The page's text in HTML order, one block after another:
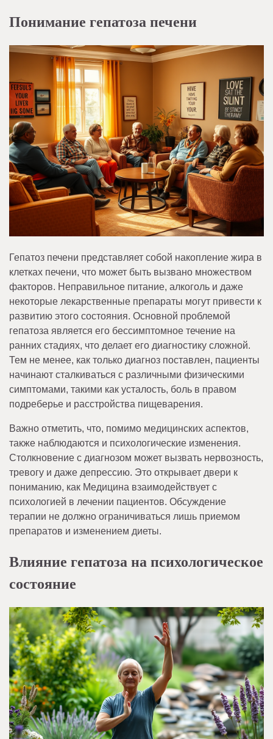
Понимание гепатоза печени
Гепатоз печени представляет собой накопление жира в
клетках печени, что может быть вызвано множеством
факторов. Неправильное питание, алкоголь и даже
некоторые лекарственные препараты могут привести к
развитию этого состояния. Основной проблемой
гепатоза является его бессимптомное течение на
ранних стадиях, что делает его диагностику сложной.
Тем не менее, как только диагноз поставлен, пациенты
начинают сталкиваться с различными физическими
симптомами, такими как усталость, боль в правом
подреберье и расстройства пищеварения.
Важно отметить, что, помимо медицинских аспектов,
также наблюдаются и психологические изменения.
Столкновение с диагнозом может вызвать нервозность,
тревогу и даже депрессию. Это открывает двери к
пониманию, как Медицина взаимодействует с
психологией в лечении пациентов. Обсуждение
терапии не должно ограничиваться лишь приемом
препаратов и изменением диеты.
Влияние гепатоза на психологическое
состояние